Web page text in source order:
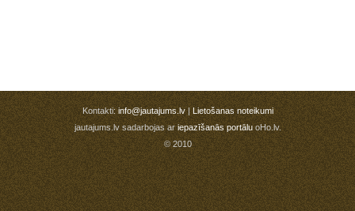
Kontakti:info@jautajums.lv|Lietošanas noteikumi
jautajums.lv sadarbojas ariepazīšanās portāluoHo.lv.
© 2010